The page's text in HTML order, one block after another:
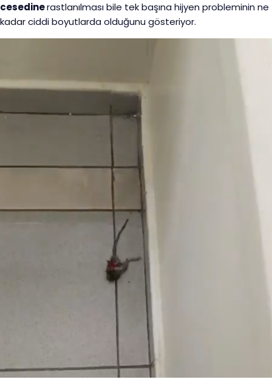
cesedinerastlanılması bile tek başına hijyen probleminin ne
kadar ciddi boyutlarda olduğunu gösteriyor.